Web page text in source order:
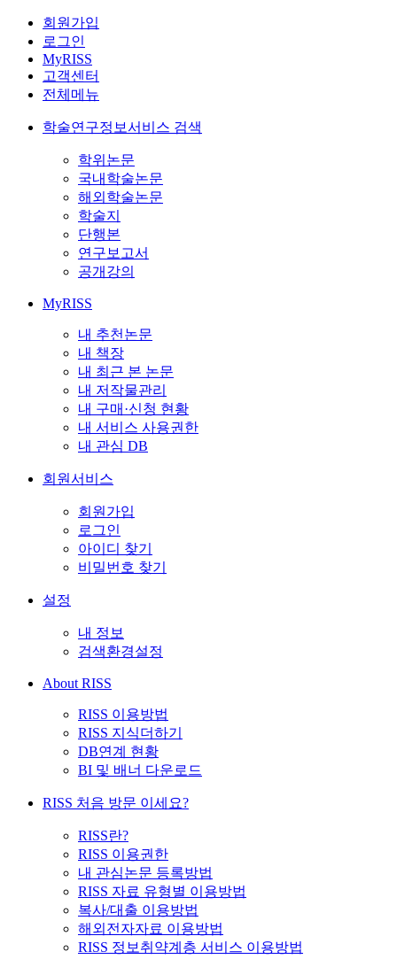
회원가입
로그인
MyRISS
고객센터
전체메뉴
학술연구정보서비스 검색
학위논문
국내학술논문
해외학술논문
학술지
단행본
연구보고서
공개강의
MyRISS
내 추천논문
내 책장
내 최근 본 논문
내 저작물관리
내 구매·신청 현황
내 서비스 사용권한
내 관심 DB
회원서비스
회원가입
로그인
아이디 찾기
비밀번호 찾기
설정
내 정보
검색환경설정
About RISS
RISS 이용방법
RISS 지식더하기
DB연계 현황
BI 및 배너 다운로드
RISS 처음 방문 이세요?
RISS란?
RISS 이용권한
내 관심논문 등록방법
RISS 자료 유형별 이용방법
복사/대출 이용방법
해외전자자료 이용방법
RISS 정보취약계층 서비스 이용방법